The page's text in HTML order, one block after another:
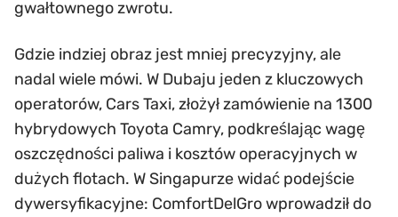
gwałtownego zwrotu.
Gdzie indziej obraz jest mniej precyzyjny, ale
nadal wiele mówi. W Dubaju jeden z kluczowych
operatorów, Cars Taxi, złożył zamówienie na 1300
hybrydowych Toyota Camry, podkreślając wagę
oszczędności paliwa i kosztów operacyjnych w
dużych flotach. W Singapurze widać podejście
dywersyfikacyjne: ComfortDelGro wprowadził do